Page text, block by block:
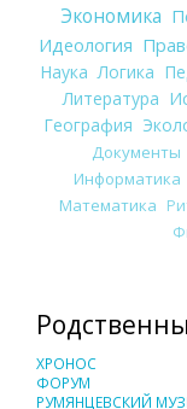
Экономика
Идеология
Наука Логика
Литература
География
Документы
Информатика
Математика
ХРОНОС
ФОРУМ
РУМЯНЦЕВСКИЙ